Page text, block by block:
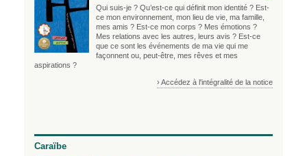
Qui suis-je ? Qu’est-ce qui définit mon identité ? Est-
ce mon environnement, mon lieu de vie, ma famille,
mes amis ? Est-ce mon corps ? Mes émotions ?
Mes relations avec les autres, leurs avis ? Est-ce
que ce sont les événements de ma vie qui me
façonnent ou, peut-être, mes rêves et mes
aspirations ?
› Accédez à l'intégralité de la notice
Caraïbe